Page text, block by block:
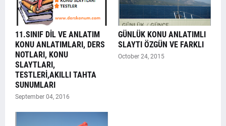
11.SINIF DİL VE ANLATIM
KONU ANLATIMLARI, DERS
NOTLARI, KONU
SLAYTLARI,
TESTLERİ,AKILLI TAHTA
SUNUMLARI
September 04, 2016
GÜNLÜK KONU ANLATIMLI
SLAYTI ÖZGÜN VE FARKLI
October 24, 2015